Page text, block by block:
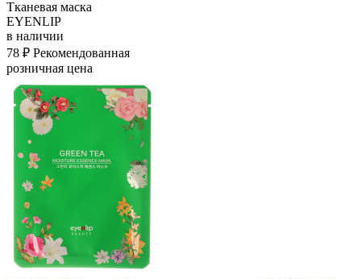
Тканевая маска
EYENLIP
в наличии
78 ₽ Рекомендованная
розничная цена